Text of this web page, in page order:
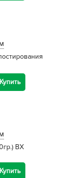
Купить
ВХ
Купить